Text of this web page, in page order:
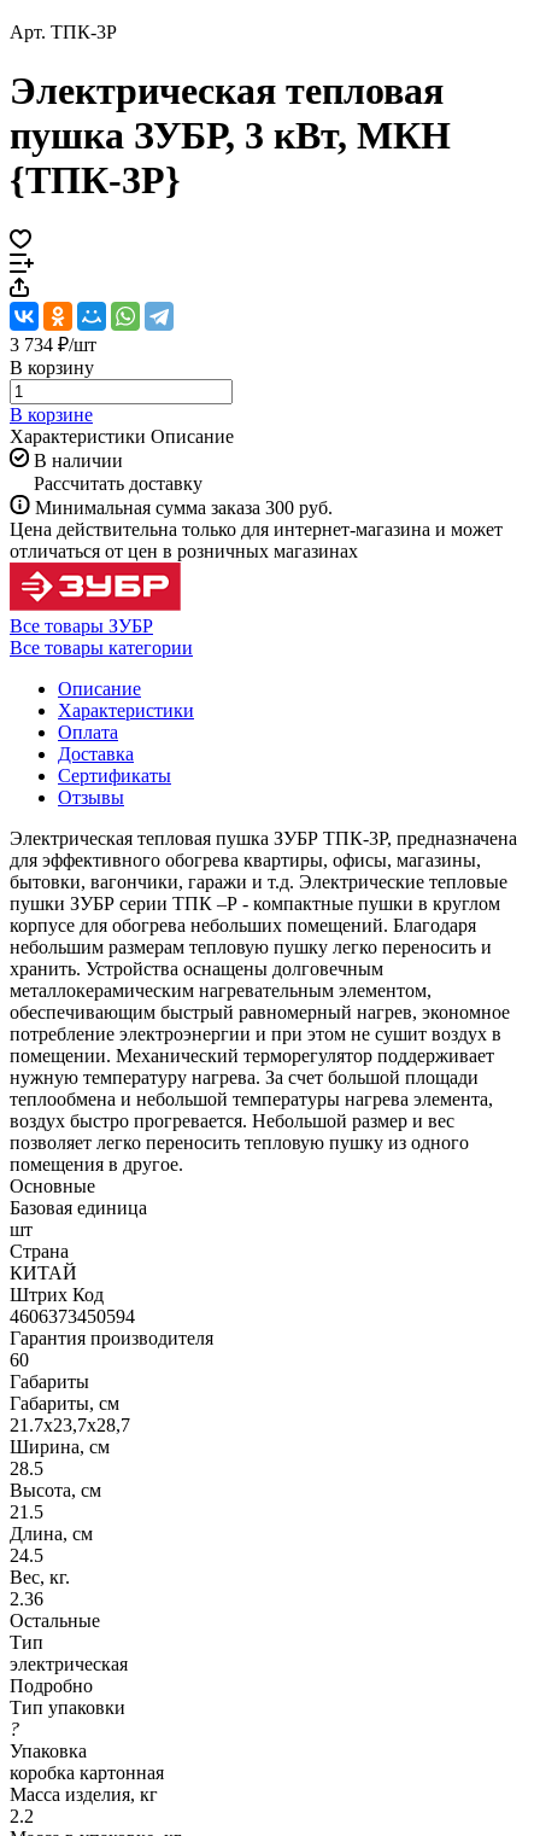
Арт. ТПК-3Р
Электрическая тепловая
пушка ЗУБР, 3 кВт, МКН
{ТПК-3Р}
3 734 ₽/шт
В корзину
В корзине
Характеристики Описание
В наличии
Рассчитать доставку
Минимальная сумма заказа 300 руб.
Цена действительна только для интернет-магазина и может
отличаться от цен в розничных магазинах
Все товары ЗУБР
Все товары категории
Описание
Характеристики
Оплата
Доставка
Сертификаты
Отзывы
Электрическая тепловая пушка ЗУБР ТПК-3Р, предназначена
для эффективного обогрева квартиры, офисы, магазины,
бытовки, вагончики, гаражи и т.д. Электрические тепловые
пушки ЗУБР серии ТПК –Р - компактные пушки в круглом
корпусе для обогрева небольших помещений. Благодаря
небольшим размерам тепловую пушку легко переносить и
хранить. Устройства оснащены долговечным
металлокерамическим нагревательным элементом,
обеспечивающим быстрый равномерный нагрев, экономное
потребление электроэнергии и при этом не сушит воздух в
помещении. Механический терморегулятор поддерживает
нужную температуру нагрева. За счет большой площади
теплообмена и небольшой температуры нагрева элемента,
воздух быстро прогревается. Небольшой размер и вес
позволяет легко переносить тепловую пушку из одного
помещения в другое.
Основные
Базовая единица
шт
Страна
КИТАЙ
Штрих Код
4606373450594
Гарантия производителя
60
Габариты
Габариты, см
21.7х23,7х28,7
Ширина, см
28.5
Высота, см
21.5
Длина, см
24.5
Вес, кг.
2.36
Остальные
Тип
электрическая
Подробно
Тип упаковки
?
Упаковка
коробка картонная
Масса изделия, кг
2.2